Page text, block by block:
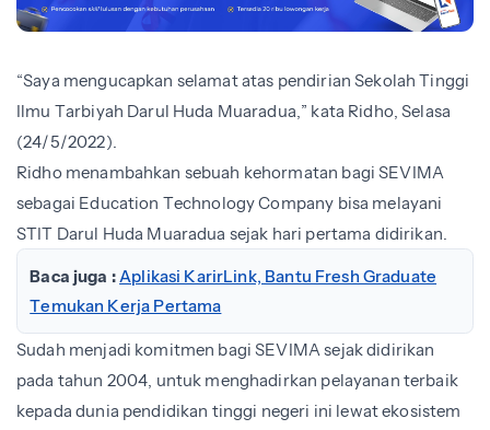
“Saya mengucapkan selamat atas pendirian Sekolah Tinggi
Ilmu Tarbiyah Darul Huda Muaradua,” kata Ridho, Selasa
(24/5/2022).
Ridho menambahkan sebuah kehormatan bagi SEVIMA
sebagai Education Technology Company bisa melayani
STIT Darul Huda Muaradua sejak hari pertama didirikan.
Baca juga :Aplikasi KarirLink, Bantu Fresh Graduate
Temukan Kerja Pertama
Sudah menjadi komitmen bagi SEVIMA sejak didirikan
pada tahun 2004, untuk menghadirkan pelayanan terbaik
kepada dunia pendidikan tinggi negeri ini lewat ekosistem